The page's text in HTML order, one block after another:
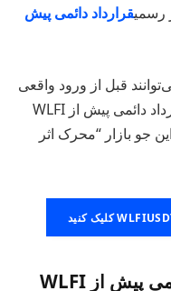
قرارداد دائمی پیش
قبل از ورود واقعی
WLFI به بازار نقدی، با استفاده از قرارداد دائمی پیش از WLFI
جو بازار “محرک اثر